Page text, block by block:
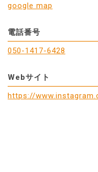
google map
電話番号
050-1417-6428
Webサイト
https://